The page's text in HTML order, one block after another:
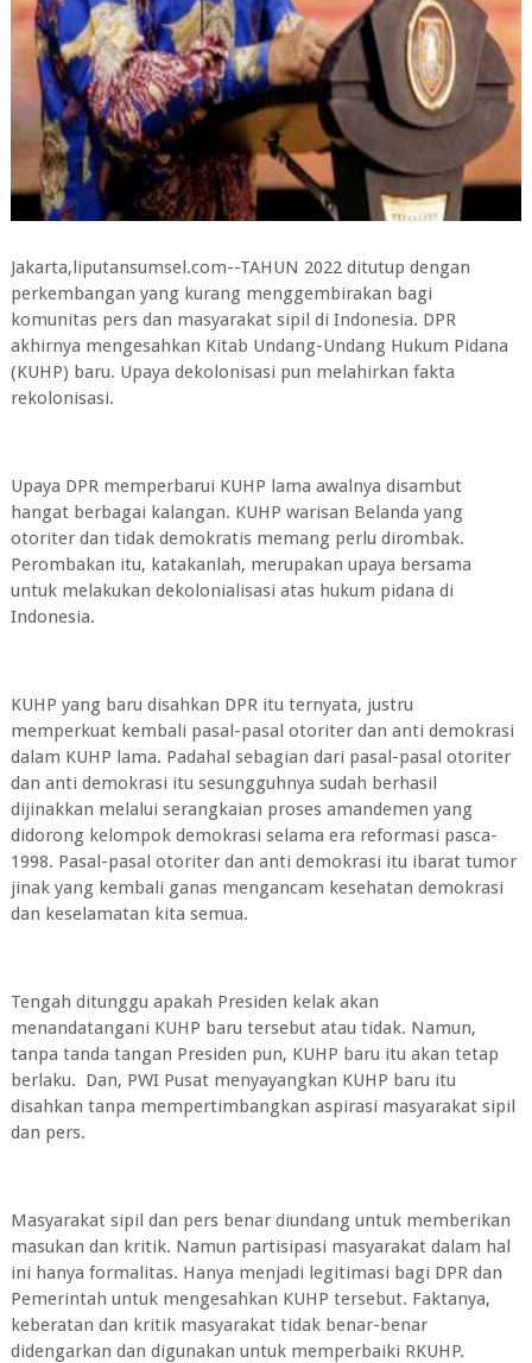
Jakarta,liputansumsel.com--TAHUN 2022 ditutup dengan
perkembangan yang kurang menggembirakan bagi
komunitas pers dan masyarakat sipil di Indonesia. DPR
akhirnya mengesahkan Kitab Undang-Undang Hukum Pidana
(KUHP) baru. Upaya dekolonisasi pun melahirkan fakta
rekolonisasi.
Upaya DPR memperbarui KUHP lama awalnya disambut
hangat berbagai kalangan. KUHP warisan Belanda yang
otoriter dan tidak demokratis memang perlu dirombak.
Perombakan itu, katakanlah, merupakan upaya bersama
untuk melakukan dekolonialisasi atas hukum pidana di
Indonesia.
KUHP yang baru disahkan DPR itu ternyata, justru
memperkuat kembali pasal-pasal otoriter dan anti demokrasi
dalam KUHP lama. Padahal sebagian dari pasal-pasal otoriter
dan anti demokrasi itu sesungguhnya sudah berhasil
dijinakkan melalui serangkaian proses amandemen yang
didorong kelompok demokrasi selama era reformasi pasca-
1998. Pasal-pasal otoriter dan anti demokrasi itu ibarat tumor
jinak yang kembali ganas mengancam kesehatan demokrasi
dan keselamatan kita semua.
Tengah ditunggu apakah Presiden kelak akan
menandatangani KUHP baru tersebut atau tidak. Namun,
tanpa tanda tangan Presiden pun, KUHP baru itu akan tetap
berlaku. Dan, PWI Pusat menyayangkan KUHP baru itu
disahkan tanpa mempertimbangkan aspirasi masyarakat sipil
dan pers.
Masyarakat sipil dan pers benar diundang untuk memberikan
masukan dan kritik. Namun partisipasi masyarakat dalam hal
ini hanya formalitas. Hanya menjadi legitimasi bagi DPR dan
Pemerintah untuk mengesahkan KUHP tersebut. Faktanya,
keberatan dan kritik masyarakat tidak benar-benar
didengarkan dan digunakan untuk memperbaiki RKUHP.